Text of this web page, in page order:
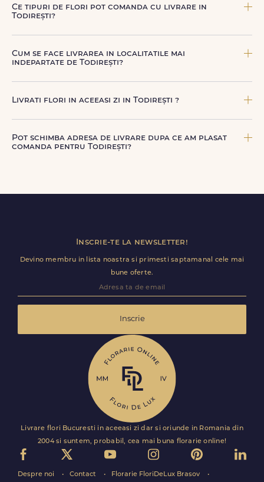
produsul dorit, data si intervalul de livrare si adresa din
Todirești. sau poti plasa comanda telefonic, la nr. +40 722
Ce tipuri de flori pot comanda cu livrare in
Todirești?
aniversari, onomastici, sarbatori, evenimente speciale sau
gesturi spontane, toate create din flori naturale proaspete.
Cum se face livrarea in localitatile mai
indepartate de Todirești?
nostri dedicati sau ai optiunea de livrare la cutie, prin
speciala pentru transport sigur.
Livrati flori in aceeasi zi in Todirești ?
comenzile plasate online, in limita intervalelor disponibile.
Florile sunt livrate rapid, direct de curierii nostri proprii.
Pot schimba adresa de livrare dupa ce am plasat
comanda pentru Todirești?
livrare pentru Todirești.
Inscrie-te la newsletter!
Devino membru in lista noastra si primesti saptamanal cele mai
bune oferte.
Inscrie
Livrare flori Bucuresti in aceeasi zi dar si oriunde in Romania din
2004 si suntem, probabil, cea mai buna florarie online!
Despre noi Contact Florarie FloriDeLux Brasov